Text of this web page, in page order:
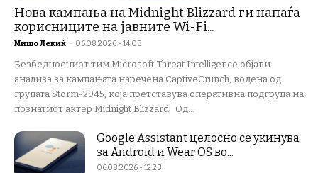
Нова кампања на Midnight Blizzard ги напаѓа
корисниците на јавните Wi-Fi...
Мишо Лекиќ - 06.08.2026 - 14:03
Безбедносниот тим Microsoft Threat Intelligence објави
анализа за кампањата наречена CaptiveCrunch, водена од
групата Storm-2945, која претставува оперативна подгрупа на
познатиот актер Midnight Blizzard. Од...
Google Assistant целосно се укинува
за Android и Wear OS во...
06.08.2026 - 12:23